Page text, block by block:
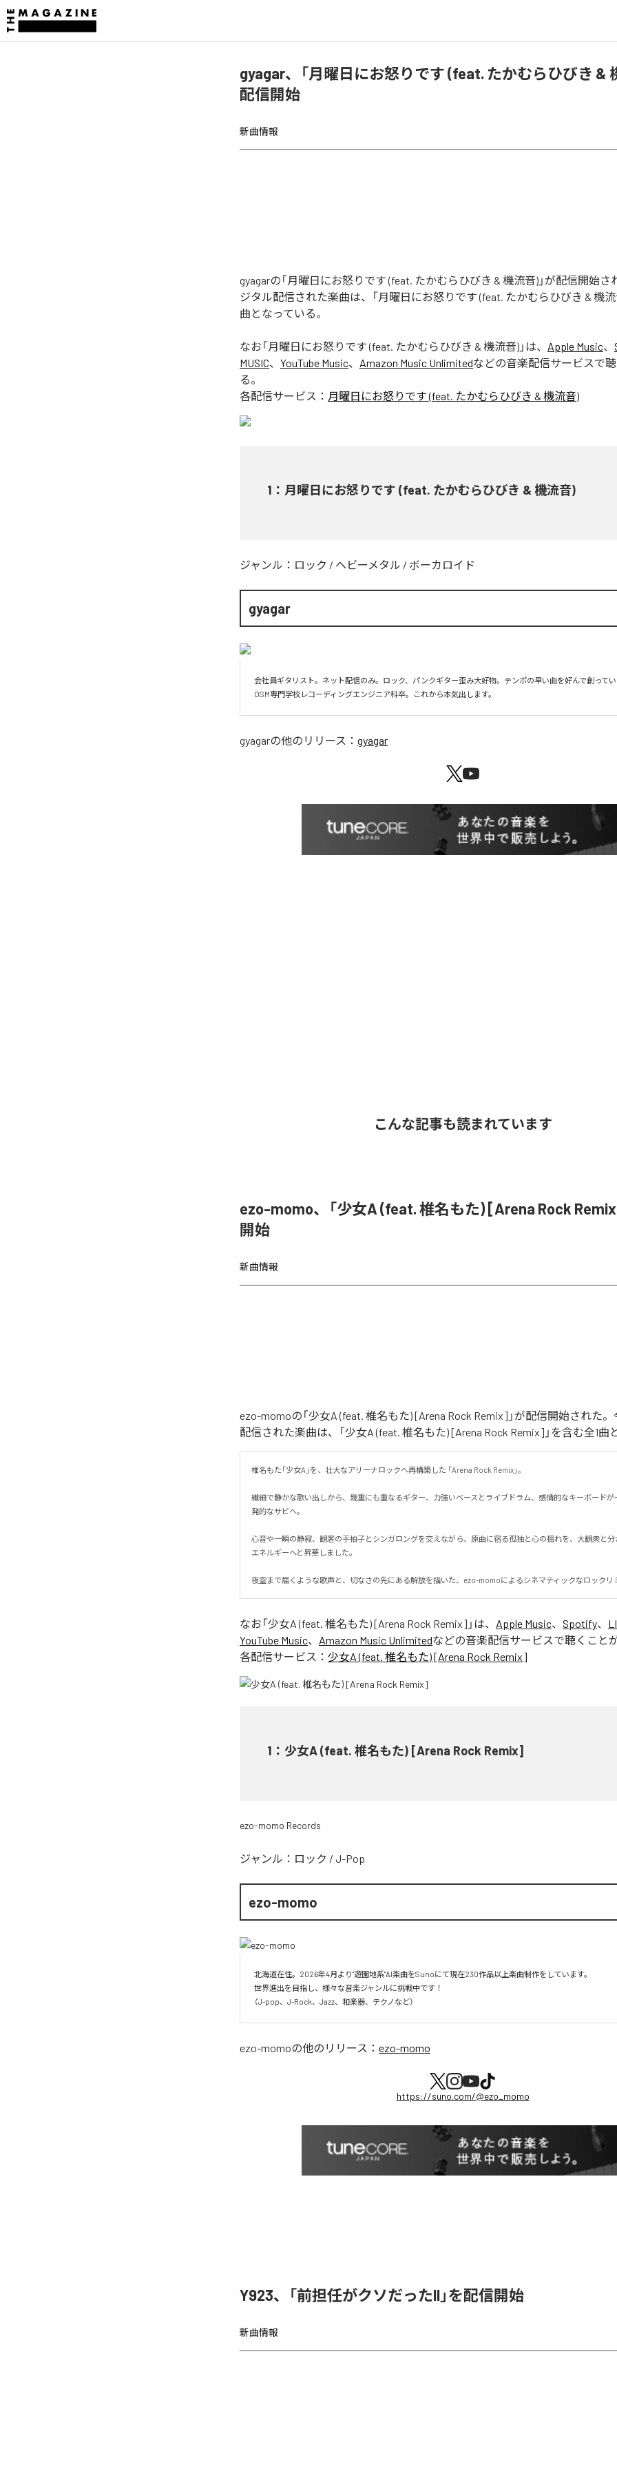
gyagar、「月曜日にお怒りです (feat. たかむらひびき &
配信開始
新曲情報
gyagarの「月曜日にお怒りです (feat. たかむらひびき & 機流音)」が配信開始
ジタル配信された楽曲は、「月曜日にお怒りです (feat. たかむらひびき & 機流
曲となっている。
なお「月曜日にお怒りです (feat. たかむらひびき & 機流音) 」は、 Apple Music、
MUSIC、 YouTube Music、 Amazon Music Unlimitedなどの音楽配信サービスで
る。
各配信サービス： 月曜日にお怒りです (feat. たかむらひびき & 機流音)
1 ： 月曜日にお怒りです (feat. たかむらひびき & 機流音)
ジャンル： ロック / ヘビーメタル / ボーカロイド
gyagar
会社員ギタリスト。ネット配信のみ。ロック、パンクギター歪み大好物。テンポの早い曲を好んで創って
OSM専門学校レコーディングエンジニア科卒。これから本気出します。
gyagarの他のリリース： gyagar
こんな記事も読まれています
ezo-momo、「少女A (feat. 椎名もた) [Arena Rock
開始
新曲情報
ezo-momoの「少女A (feat. 椎名もた) [Arena Rock Remix]」が配信開始された
配信された楽曲は、「少女A (feat. 椎名もた) [Arena Rock Remix]」を含む全1曲
椎名もた「少女A」を、壮大なアリーナロックへ再構築した 「Arena Rock Remix」。
繊細で静かな歌い出しから、幾重にも重なるギター、力強いベースとライブドラム、感情的なキーボードが
発的なサビへ。
心音や一瞬の静寂、観客の手拍子とシンガロングを交えながら、原曲に宿る孤独と心の揺れを、大観衆と
エネルギーへと昇華しました。
夜空まで届くような歌声と、切なさの先にある解放を描いた、ezo-momoによるシネマティックなロックリ
なお「少女A (feat. 椎名もた) [Arena Rock Remix] 」は、 Apple Music、 Spotify、
YouTube Music、 Amazon Music Unlimitedなどの音楽配信サービスで聴くこと
各配信サービス： 少女A (feat. 椎名もた) [Arena Rock Remix]
1 ： 少女A (feat. 椎名もた) [Arena Rock Remix]
ezo-momo Records
ジャンル： ロック / J-Pop
ezo-momo
北海道在住。2026年4月より"遊園地系"AI楽曲をSunoにて現在230作品以上楽曲制作をしています。
世界進出を目指し、様々な音楽ジャンルに挑戦中です！
（J-pop、J-Rock、Jazz、和楽器、テクノなど）
ezo-momoの他のリリース： ezo-momo
https://suno.com/@ezo_momo
Y923、「前担任がクソだったII」を配信開始
新曲情報